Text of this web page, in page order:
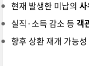
현재 발생한 미납의
실직·소득 감소 등 객
향후 상환 재개 가능성